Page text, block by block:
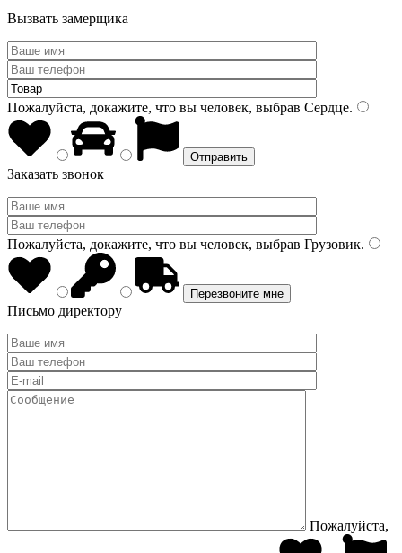
Вызвать замерщика
Пожалуйста, докажите, что вы человек, выбрав Сердце.
Заказать звонок
Пожалуйста, докажите, что вы человек, выбрав Грузовик.
Письмо директору
Пожалуйста,